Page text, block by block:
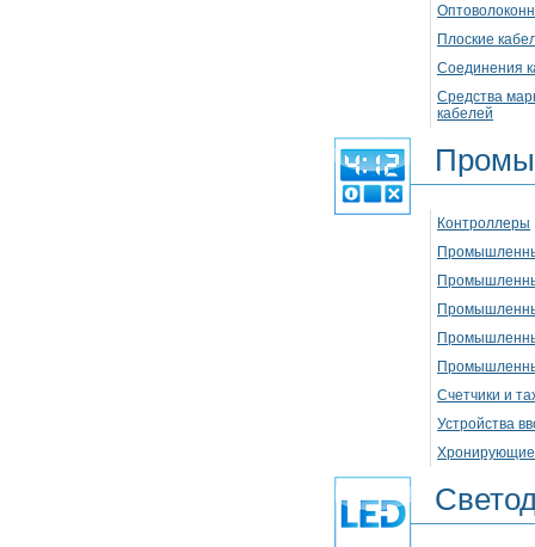
Плоские
Соединения
Средства
кабелей
Контроллеры
Счетчики и
Устройства
Хронирующие